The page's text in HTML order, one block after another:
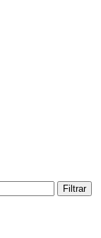
Filtrar